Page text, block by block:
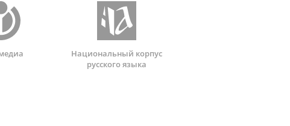
Национальный корпус
русского языка